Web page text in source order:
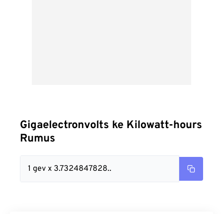
Gigaelectronvolts ke Kilowatt-hours
Rumus
1 gev x 3.7324847828..